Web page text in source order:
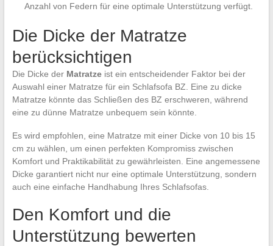
Anzahl von Federn für eine optimale Unterstützung verfügt.
Die Dicke der Matratze
berücksichtigen
Die Dicke der Matratzeist ein entscheidender Faktor bei der
Auswahl einer Matratze für ein Schlafsofa BZ. Eine zu dicke
Matratze könnte das Schließen des BZ erschweren, während
eine zu dünne Matratze unbequem sein könnte.
Es wird empfohlen, eine Matratze mit einer Dicke von 10 bis 15
cm zu wählen, um einen perfekten Kompromiss zwischen
Komfort und Praktikabilität zu gewährleisten. Eine angemessene
Dicke garantiert nicht nur eine optimale Unterstützung, sondern
auch eine einfache Handhabung Ihres Schlafsofas.
Den Komfort und die
Unterstützung bewerten